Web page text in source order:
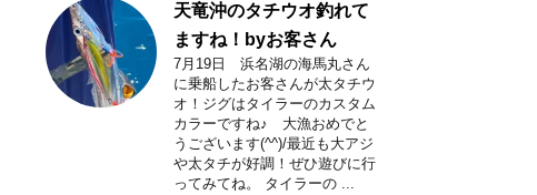
天竜沖のタチウオ釣れて
ますね！byお客さん
7月19日 浜名湖の海馬丸さん
に乗船したお客さんが太タチウ
オ！ジグはタイラーのカスタム
カラーですね♪ 大漁おめでと
うございます(^^)/最近も大アジ
や太タチが好調！ぜひ遊びに行
ってみてね。 タイラーの ...